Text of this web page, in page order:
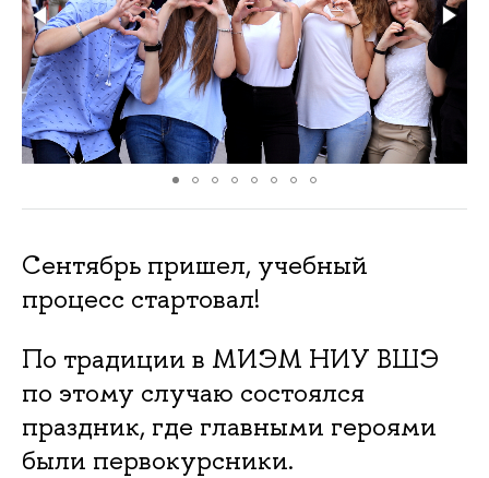
Сентябрь пришел, учебный
процесс стартовал!
По традиции в МИЭМ НИУ ВШЭ
по этому случаю состоялся
праздник, где главными героями
были первокурсники.